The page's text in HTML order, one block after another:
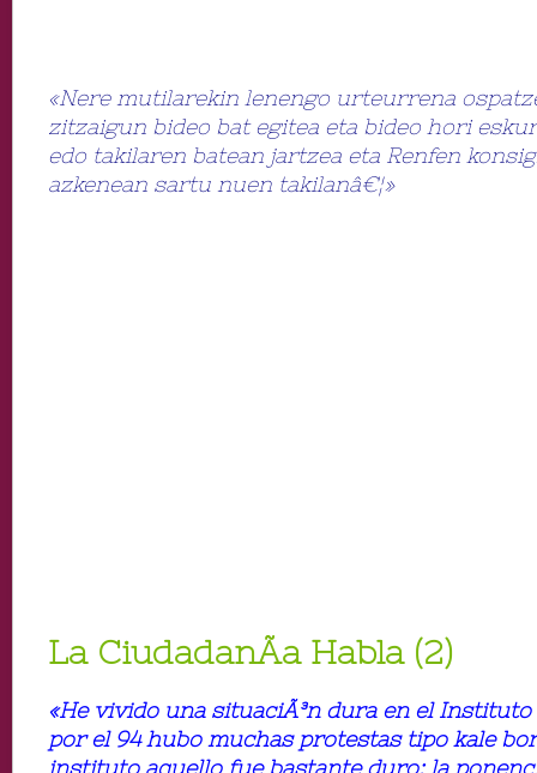
«Nere mutilarekin lenengo urteurrena
zitzaigun bideo bat egitea eta bideo hori
edo takilaren batean jartzea eta Renfen
azkenean sartu nuen takilanâ€¦»
La CiudadanÃ­a Habla (2)
«He vivido una situaciÃ³n dura en el Instituto
por el 94 hubo muchas protestas tipo kale
instituto aquello fue bastante duro; la